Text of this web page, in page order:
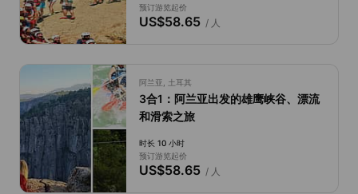
预订游览起价
US$58.65/ 人
阿兰亚, 土耳其
3合1：阿兰亚出发的雄鹰峡谷、漂流
和滑索之旅
时长 10 小时
预订游览起价
US$58.65/ 人